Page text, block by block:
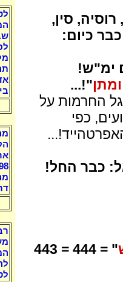
סין,
כיום:
ימ"ש!
"!...
גל החרמות על
כפי
כבר החל!
" = 444 = 443